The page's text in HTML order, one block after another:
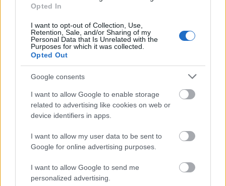
Opted In
I want to opt-out of Collection, Use,
Retention, Sale, and/or Sharing of my
Personal Data that Is Unrelated with the
Purposes for which it was collected.
Opted Out
Google consents
I want to allow Google to enable storage
related to advertising like cookies on web or
device identifiers in apps.
I want to allow my user data to be sent to
Google for online advertising purposes.
I want to allow Google to send me
personalized advertising.
Felnőttek a nagyszínpadhoz –
Blahalouisiana-turnénapló (+
RecVideo 004)
rerecorder•2016. augusztus 29.